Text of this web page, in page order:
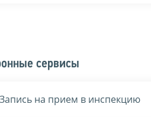
сервисы
Запись на прием в инспекцию